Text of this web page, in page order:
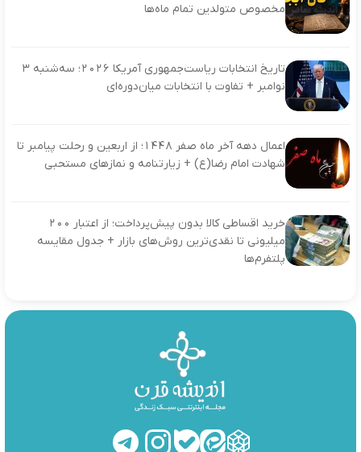
مخصوص متولدین تمام ماه‌ها
تاریخ انتخابات ریاست‌جمهوری آمریکا ۲۰۲۶؛ سه‌شنبه ۳
نوامبر + تفاوت با انتخابات میان‌دوره‌ای
اعمال دهه آخر ماه صفر ۱۴۴۸؛ از اربعین و رحلت پیامبر تا
شهادت امام رضا(ع) + زیارتنامه و نمازهای مستحبی
خرید اقساطی کالا بدون پیش‌پرداخت؛ از اعتبار ۲۰۰
میلیونی تا نقدی‌ترین روش‌های بازار + جدول مقایسه
پلتفرم‌ها